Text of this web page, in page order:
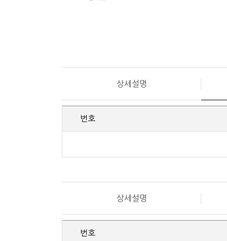
상세설명
번호
상세설명
번호